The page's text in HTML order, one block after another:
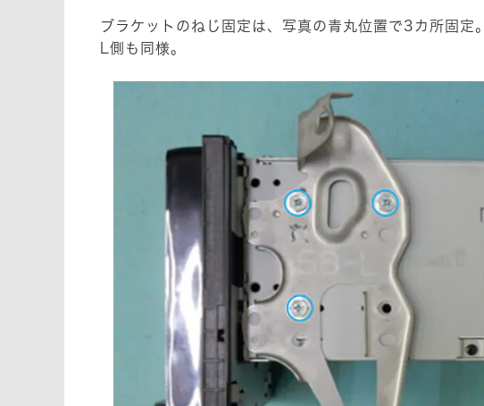
ブラケットのねじ固定は、写真の青丸位置で3カ所固定。
L側も同様。